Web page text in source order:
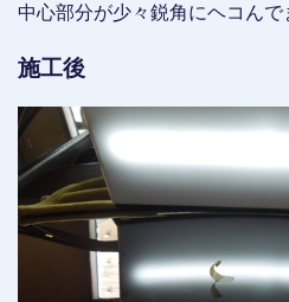
中心部分が少々鋭角にヘコんで
施工後